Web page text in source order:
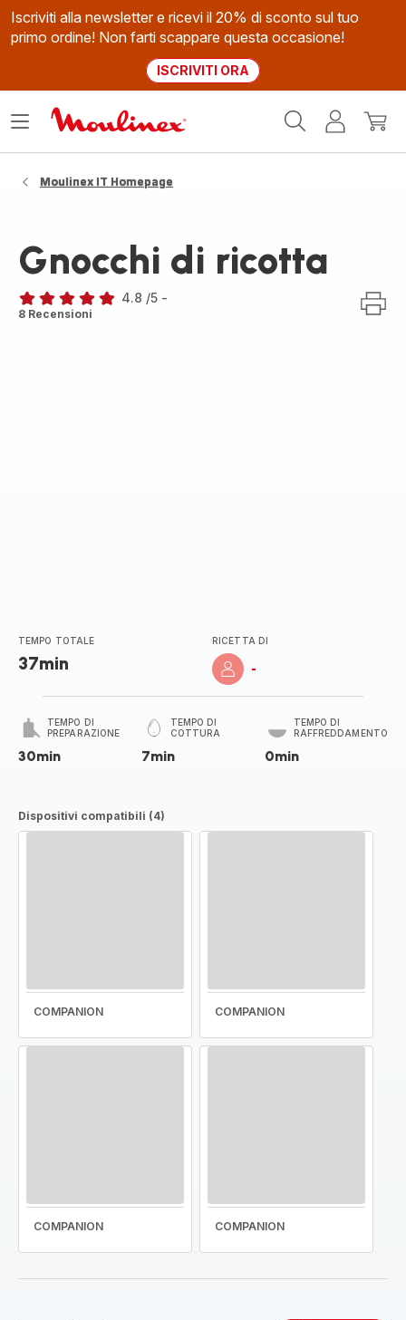
Iscriviti alla newsletter e ricevi il 20% di sconto sul tuo
primo ordine! Non farti scappare questa occasione!
ISCRIVITI ORA
Il
Apri
Moulinex IT Homepage
Gnocchi di ricotta
ratings.4.8
4.8 /5 -
8 Recensioni
TEMPO TOTALE
37min
RICETTA DI
-
TEMPO DI
PREPARAZIONE
30min
TEMPO DI
COTTURA
7min
TEMPO DI
RAFFREDDAMENTO
0min
Dispositivi compatibili (4)
COMPANION COMPANION
COMPANION COMPANION